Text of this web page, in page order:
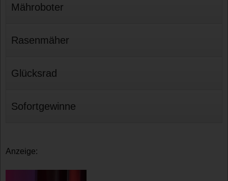
Mähroboter
Rasenmäher
Glücksrad
Sofortgewinne
Anzeige: